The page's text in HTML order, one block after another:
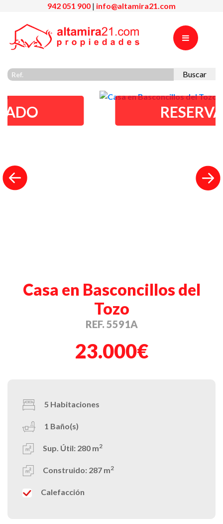
942 051 900 | info@altamira21.com
Buscar
Previous
Casa en Basconcillos del
Tozo
REF. 5591A
23.000€
5 Habitaciones
1 Baño(s)
Sup. Útil: 280 m2
Construido: 287 m2
Calefacción